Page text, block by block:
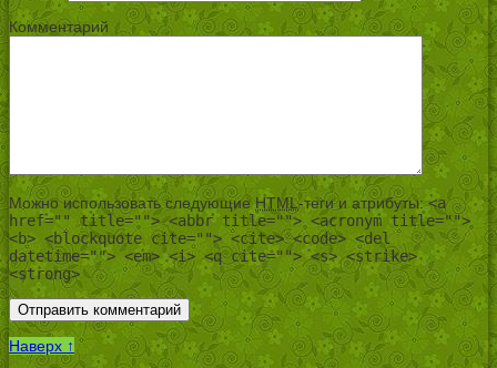
Комментарий
Можно использовать следующиеHTML-теги и атрибуты:<a
href="" title=""> <abbr title=""> <acronym title="">
<b> <blockquote cite=""> <cite> <code> <del
datetime=""> <em> <i> <q cite=""> <s> <strike>
<strong>
Наверх ↑